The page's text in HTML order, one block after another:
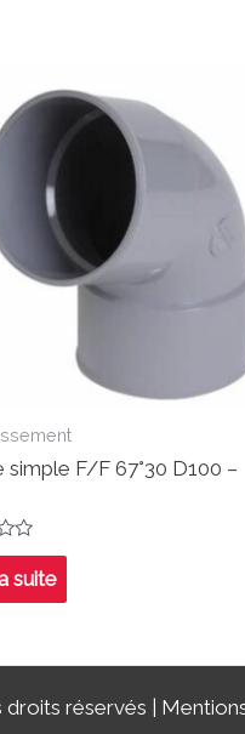
simple F/F 67°30 D100 –
suite
réservés |